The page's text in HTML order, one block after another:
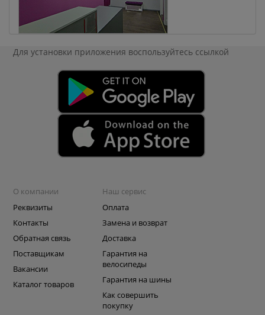
Для установки приложения воспользуйтесь ссылкой
О компании
Реквизиты
Контакты
Обратная связь
Поставщикам
Вакансии
Каталог товаров
Наш сервис
Оплата
Замена и возврат
Доставка
Гарантия на
велосипеды
Гарантия на шины
Как совершить
покупку